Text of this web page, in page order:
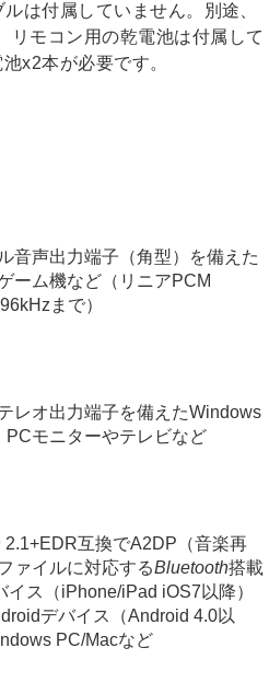
は付属していません。別途、
リモコン用の乾電池は付属して
x2本が必要です。
音声出力端子（角型）を備えた
ーム機など（リニアPCM
まで）
レオ出力端子を備えたWindows
PCモニターやテレビなど
2.1+EDR互換でA2DP（音楽再
ァイルに対応するBluetooth搭載
イス（iPhone/iPad iOS7以降）
デバイス（Android 4.0以
PC/Macなど